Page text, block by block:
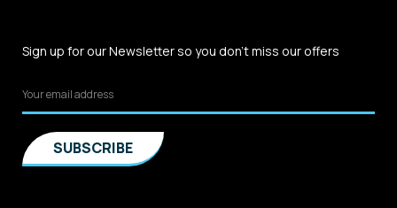
Sign up for our Newsletter so you don't miss our offers